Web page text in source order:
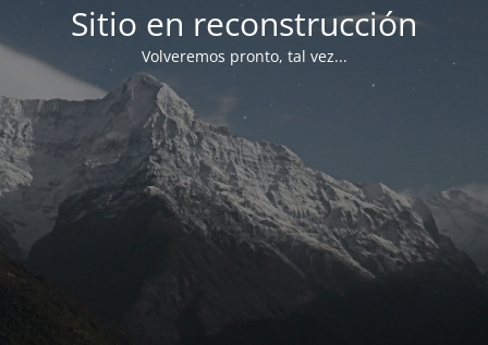
Sitio en reconstrucción
Volveremos pronto, tal vez...